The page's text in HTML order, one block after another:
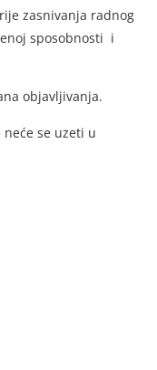
zasnivanja radnog
sposobnosti i
objavljivanja.
se uzeti u